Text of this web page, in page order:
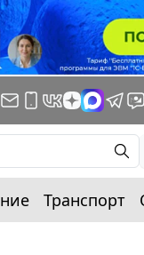
Транспорт